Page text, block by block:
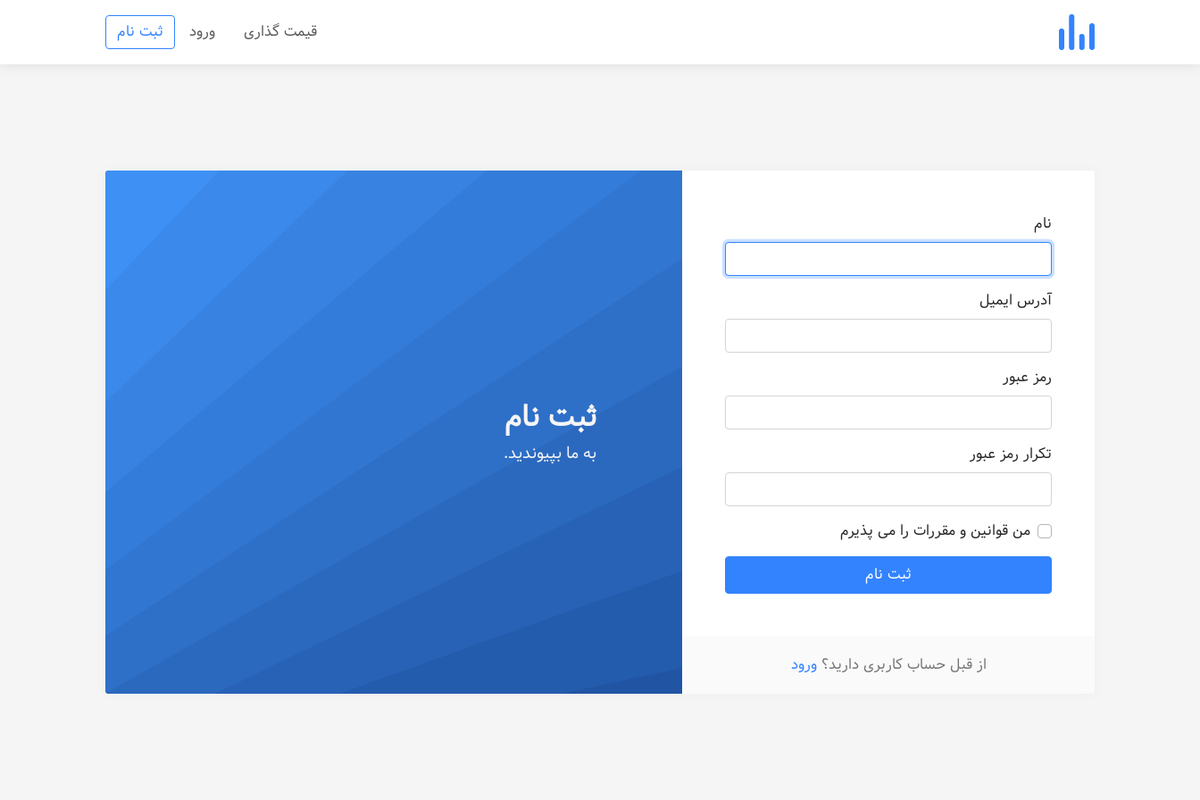
قیمت گذاری ورود ثبت نام
نام
آدرس ایمیل
رمز عبور
تکرار رمز عبور
من قوانین و مقررات را می پذیرم
ثبت نام
از قبل حساب کاربری دارید؟ورود
ثبت نام
به ما بپیوندید.